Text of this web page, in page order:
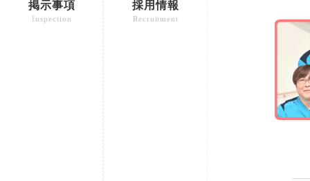
掲示事項
Inspection
採用情報
Recruitment